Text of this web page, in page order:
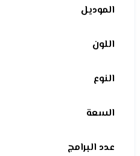
الموديل
اللون
النوع
السعة
عدد البرامج